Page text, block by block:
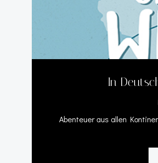
In
Abenteuer aus allen